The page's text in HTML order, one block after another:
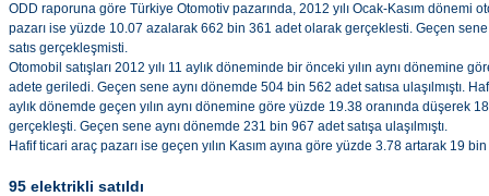
ODD raporuna göre Türkiye Otomotiv pazarında, 2012 yılı Ocak-Kasım dönemi
pazarı ise yüzde 10.07 azalarak 662 bin 361 adet olarak gerçeklesti. Geçen
satıs gerçekleşmisti.
Otomobil satışları 2012 yılı 11 aylık döneminde bir önceki yılın aynı dönemine
adete geriledi. Geçen sene aynı dönemde 504 bin 562 adet satısa ulaşılmıştı.
aylık dönemde geçen yılın aynı dönemine göre yüzde 19.38 oranında düşerek
gerçekleşti. Geçen sene aynı dönemde 231 bin 967 adet satışa ulaşılmıştı.
Hafif ticari araç pazarı ise geçen yılın Kasım ayına göre yüzde 3.78 artarak 19
95 elektrikli satıldı